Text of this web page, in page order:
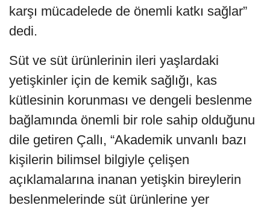
karşı mücadelede de önemli katkı sağlar”
dedi.
Süt ve süt ürünlerinin ileri yaşlardaki
yetişkinler için de kemik sağlığı, kas
kütlesinin korunması ve dengeli beslenme
bağlamında önemli bir role sahip olduğunu
dile getiren Çallı, “Akademik unvanlı bazı
kişilerin bilimsel bilgiyle çelişen
açıklamalarına inanan yetişkin bireylerin
beslenmelerinde süt ürünlerine yer